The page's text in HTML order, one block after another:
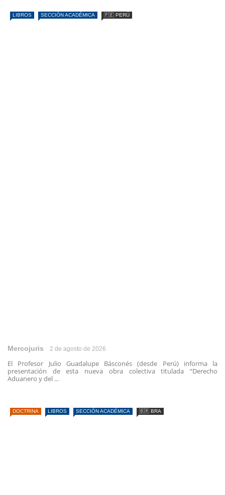
LIBROS SECCIÓN ACADÉMICA 🇵🇪 PERÚ
Mercojuris 2 de agosto de 2026
El Profesor Julio Guadalupe Básconés (desde Perú) informa la
presentación de esta nueva obra colectiva titulada “Derecho
Aduanero y del ...
DOCTRINA LIBROS SECCIÓN ACADÉMICA 🇧🇷 BRA